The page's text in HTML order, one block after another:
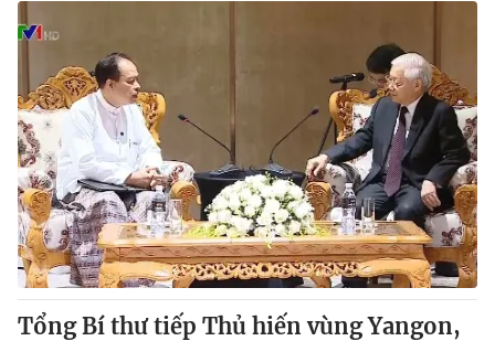
Tổng Bí thư tiếp Thủ hiến vùng Yangon,